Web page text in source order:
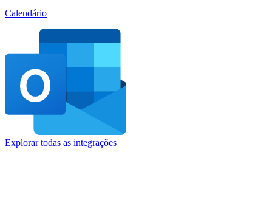
Calendário
Explorar todas as integrações